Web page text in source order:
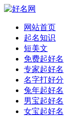
网站首页
起名知识
短美文
免费起好名
专家起好名
名字打好分
兔年起好名
男宝起好名
女宝起好名